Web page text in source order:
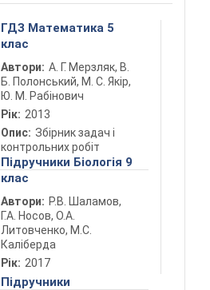
ГДЗ Математика 5
клас
Автори: А. Г. Мерзляк, В.
Б. Полонський, М. С. Якір,
Ю. М. Рабінович
Рік: 2013
Опис: Збірник задач і
контрольних робіт
Підручники Біологія 9
клас
Автори: Р.В. Шаламов,
Г.А. Носов, О.А.
Литовченко, М.С.
Каліберда
Рік: 2017
Підручники